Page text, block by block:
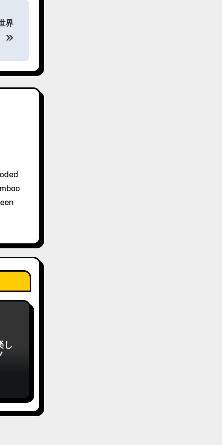
界
し